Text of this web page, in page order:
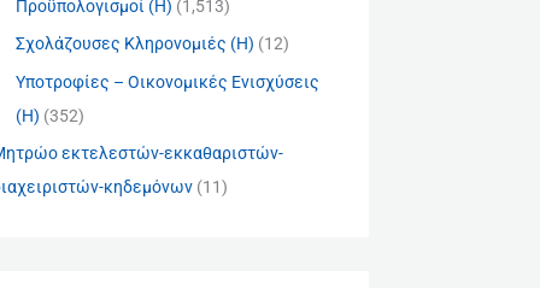
Προϋπολογισμοί (Η) (1,513)
Σχολάζουσες Κληρονομιές (Η) (12)
Υποτροφίες – Οικονομικές Ενισχύσεις
(Η) (352)
εκτελεστών-εκκαθαριστών-
κηδεμόνων (11)